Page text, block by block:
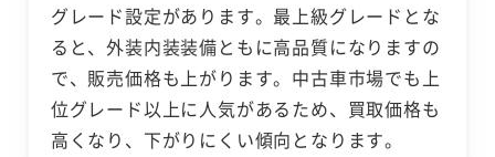
グレード設定があります。最上級グレードとな
ると、外装内装装備ともに高品質になりますの
で、販売価格も上がります。中古車市場でも上
位グレード以上に人気があるため、買取価格も
高くなり、下がりにくい傾向となります。